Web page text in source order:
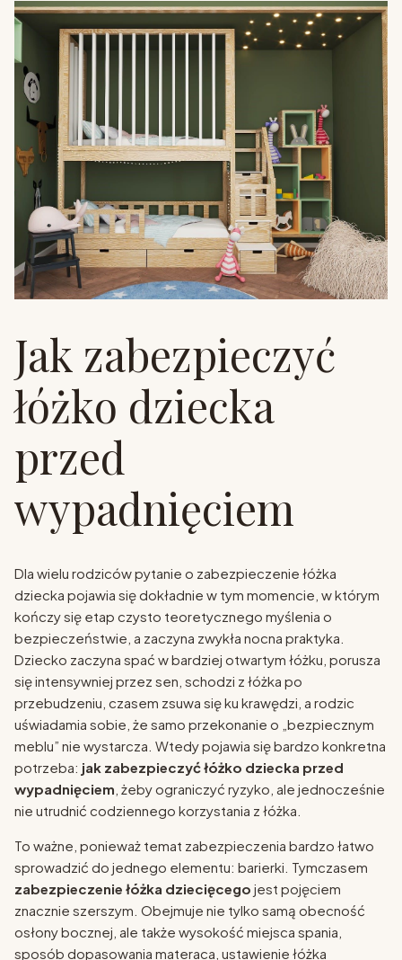
Jak zabezpieczyć
łóżko dziecka
przed
wypadnięciem
Dla wielu rodziców pytanie o zabezpieczenie łóżka
dziecka pojawia się dokładnie w tym momencie, w którym
kończy się etap czysto teoretycznego myślenia o
bezpieczeństwie, a zaczyna zwykła nocna praktyka.
Dziecko zaczyna spać w bardziej otwartym łóżku, porusza
się intensywniej przez sen, schodzi z łóżka po
przebudzeniu, czasem zsuwa się ku krawędzi, a rodzic
uświadamia sobie, że samo przekonanie o „bezpiecznym
meblu” nie wystarcza. Wtedy pojawia się bardzo konkretna
potrzeba: jak zabezpieczyć łóżko dziecka przed
wypadnięciem , żeby ograniczyć ryzyko, ale jednocześnie
nie utrudnić codziennego korzystania z łóżka.
To ważne, ponieważ temat zabezpieczenia bardzo łatwo
sprowadzić do jednego elementu: barierki. Tymczasem
zabezpieczenie łóżka dziecięcego jest pojęciem
znacznie szerszym. Obejmuje nie tylko samą obecność
osłony bocznej, ale także wysokość miejsca spania,
sposób dopasowania materaca, ustawienie łóżka